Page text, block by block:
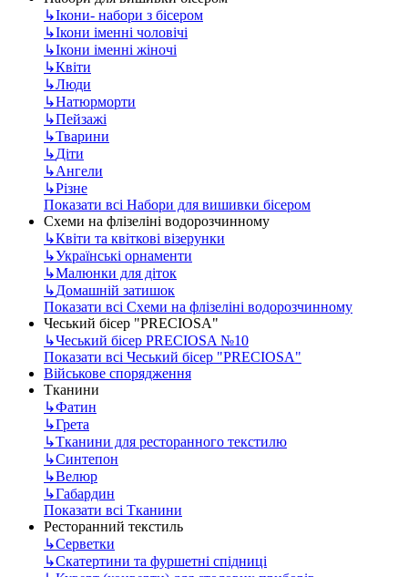
↳Ікони- набори з бісером
↳Ікони іменні чоловічі
↳Ікони іменні жіночі
↳Квіти
↳Люди
↳Натюрморти
↳Пейзажі
↳Тварини
↳Діти
↳Ангели
↳Різне
Показати всі Набори для вишивки бісером
Схеми на флізеліні водорозчинному
↳Квіти та квіткові візерунки
↳Українські орнаменти
↳Малюнки для діток
↳Домашній затишок
Показати всі Схеми на флізеліні водорозчинному
Чеський бісер "PRECIOSA"
↳Чеський бісер PRECIOSA №10
Показати всі Чеський бісер "PRECIOSA"
Військове спорядження
Тканини
↳Фатин
↳Грета
↳Тканини для ресторанного текстилю
↳Синтепон
↳Велюр
↳Габардин
Показати всі Тканини
Ресторанний текстиль
↳Серветки
↳Скатертини та фуршетні спідниці